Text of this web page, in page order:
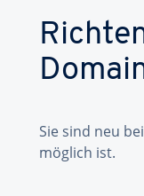
Sie sind neu
möglich ist.